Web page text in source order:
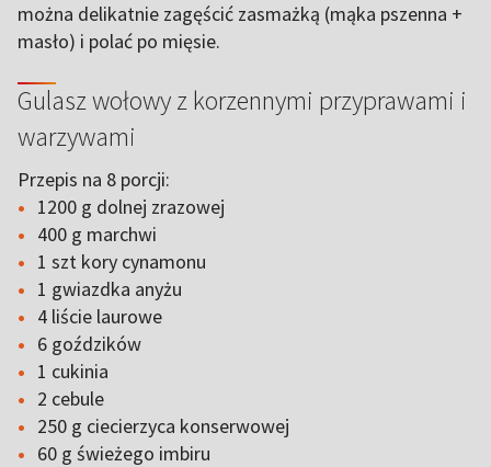
można delikatnie zagęścić zasmażką (mąka pszenna +
masło) i polać po mięsie.
Gulasz wołowy z korzennymi przyprawami i
warzywami
Przepis na 8 porcji:
1200 g dolnej zrazowej
400 g marchwi
1 szt kory cynamonu
1 gwiazdka anyżu
4 liście laurowe
6 goździków
1 cukinia
2 cebule
250 g ciecierzyca konserwowej
60 g świeżego imbiru